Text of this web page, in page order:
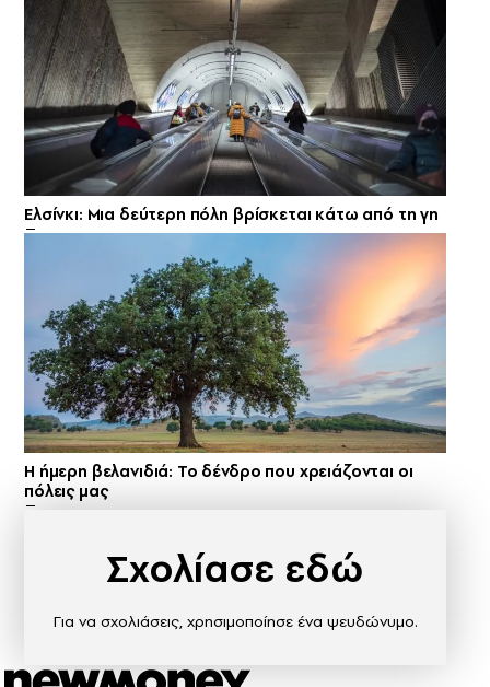
Ελσίνκι: Mια δεύτερη πόλη βρίσκεται κάτω από τη γη
Η ήμερη βελανιδιά: Το δένδρο που χρειάζονται οι
πόλεις μας
Σχολίασε εδώ
Για να σχολιάσεις, χρησιμοποίησε ένα ψευδώνυμο.